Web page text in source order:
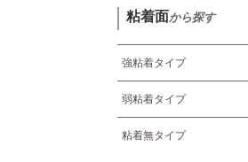
粘着面から探す
強粘着タイプ
弱粘着タイプ
粘着無タイプ